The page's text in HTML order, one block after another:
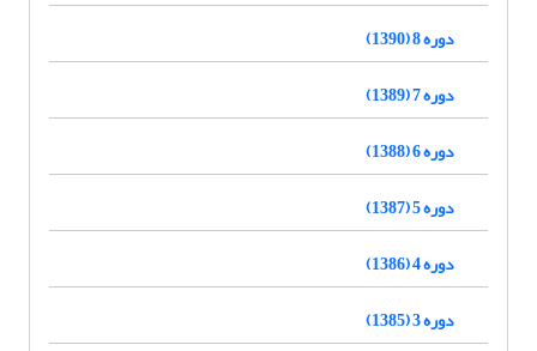
دوره 8 (1390)
دوره 7 (1389)
دوره 6 (1388)
دوره 5 (1387)
دوره 4 (1386)
دوره 3 (1385)